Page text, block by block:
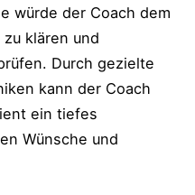
würde der Coach dem
klären und
Durch gezielte
kann der Coach
ein tiefes
Wünsche und